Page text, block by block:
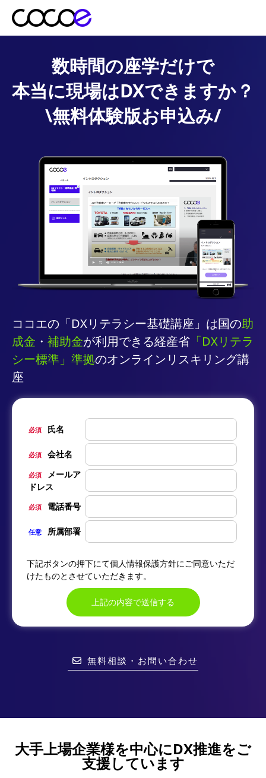
数時間の座学だけで
本当に現場はDXできますか？
\無料体験版お申込み/
ココエの「DXリテラシー基礎講座」は国の助
成金 ・ 補助金が利用できる経産省 「DXリテラ
シー標準」準拠のオンラインリスキリング講
座
必須 氏名
必須 会社名
必須
メールア
ドレス
必須 電話番号
任意 所属部署
下記ボタンの押下にて個人情報保護方針にご同意いただ
けたものとさせていただきます。
無料相談・お問い合わせ
大手上場企業様を中心にDX推進をご
支援しています